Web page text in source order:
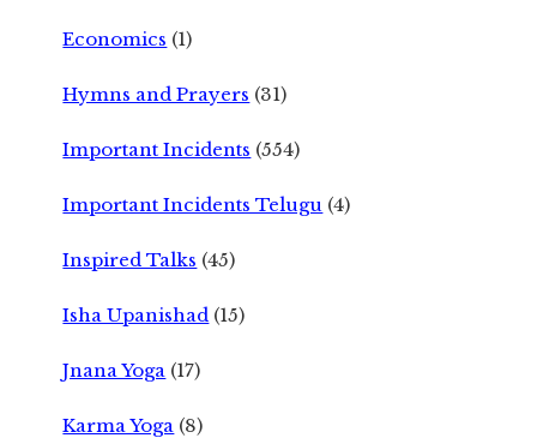
Economics (1)
Hymns and Prayers (31)
Important Incidents (554)
Important Incidents Telugu (4)
Inspired Talks (45)
Isha Upanishad (15)
Jnana Yoga (17)
Karma Yoga (8)